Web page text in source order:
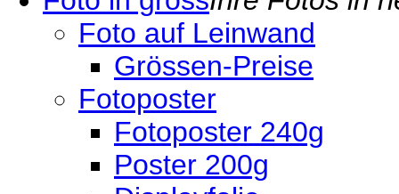
Foto auf Leinwand
Grössen-Preise
Fotoposter
Fotoposter 240g
Poster 200g